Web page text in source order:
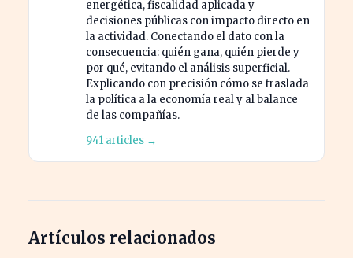
energética, fiscalidad aplicada y
decisiones públicas con impacto directo en
la actividad. Conectando el dato con la
consecuencia: quién gana, quién pierde y
por qué, evitando el análisis superficial.
Explicando con precisión cómo se traslada
la política a la economía real y al balance
de las compañías.
941 articles →
Artículos relacionados